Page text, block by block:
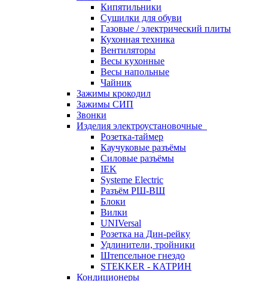
Кипятильники
Сушилки для обуви
Газовые / электрический плиты
Кухонная техника
Вентиляторы
Весы кухонные
Весы напольные
Чайник
Зажимы крокодил
Зажимы СИП
Звонки
Изделия электроустановочные
Розетка-таймер
Каучуковые разъёмы
Силовые разъёмы
IEK
Systeme Electric
Разъём РШ-ВШ
Блоки
Вилки
UNIVersal
Розетка на Дин-рейку
Удлинители, тройники
Штепсельное гнездо
STEKKER - КАТРИН
Кондиционеры